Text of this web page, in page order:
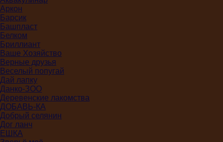
Аркон
Барсик
Башпласт
Белком
Бриллиант
Ваше Хозяйство
Верные друзья
Веселый попугай
Дай лапку
Данко-ЗОО
Деревенские лакомства
ДОБАВЬ-КА
Добрый селянин
Дог ланч
ЕШКА